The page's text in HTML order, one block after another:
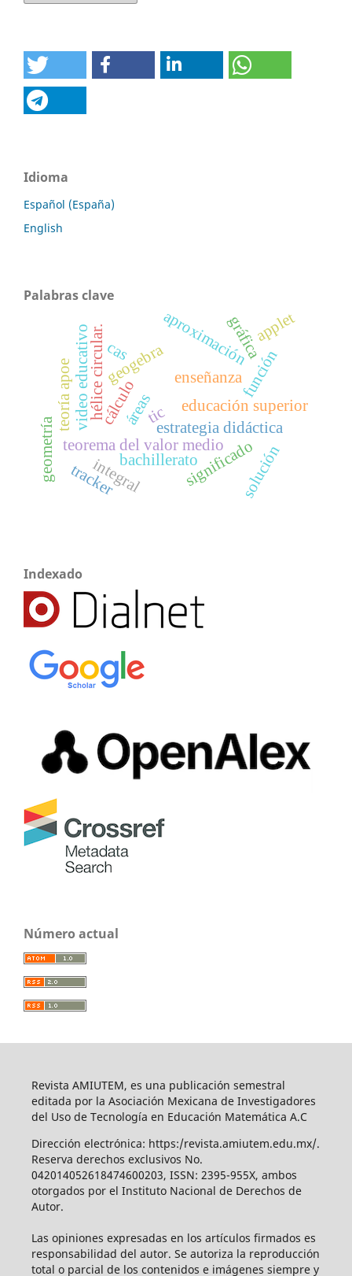
Idioma
Español (España)
English
Palabras clave
educación superior
estrategia didáctica
geogebra
hélice circular.
video educativo áreas
aproximación
teorema del valor medio
enseñanza
significado
bachillerato
integral
función
solución
cálculo
teoría apoe
gráfica
geometría
applet
cas
tic
tracker
Indexado
Número actual
Revista AMIUTEM, es una publicación semestral
editada por la Asociación Mexicana de Investigadores
del Uso de Tecnología en Educación Matemática A.C
Dirección electrónica: https:/revista.amiutem.edu.mx/.
Reserva derechos exclusivos No.
042014052618474600203, ISSN: 2395-955X, ambos
otorgados por el Instituto Nacional de Derechos de
Autor.
Las opiniones expresadas en los artículos firmados es
responsabilidad del autor. Se autoriza la reproducción
total o parcial de los contenidos e imágenes siempre y